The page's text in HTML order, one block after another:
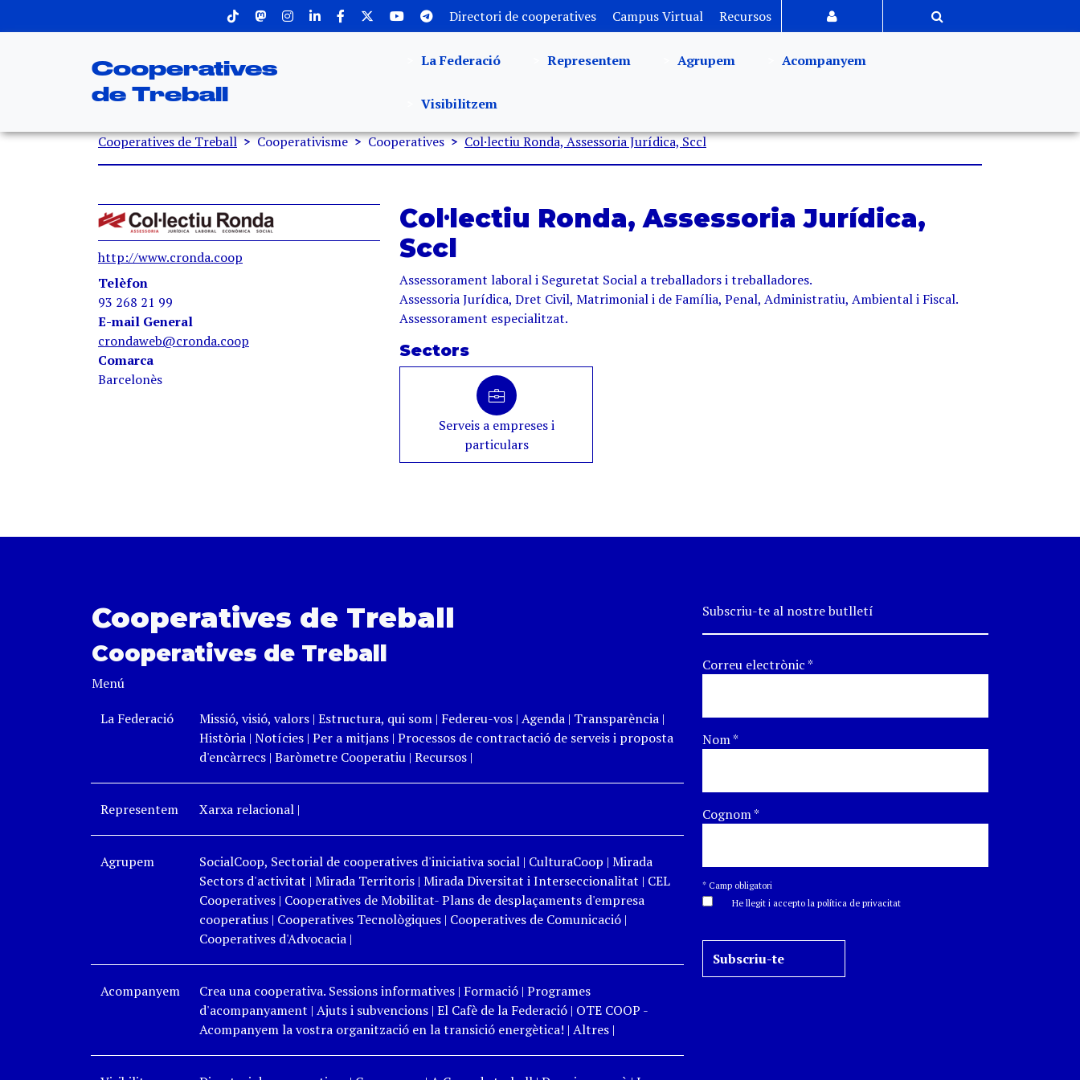
Menu superior Directori de cooperatives Campus Virtual Recursos
Cooperatives
de Treball
La Federació Representem Agrupem Acompanyem
Visibilitzem
Fil d'ariadna
Cooperatives de Treball Cooperativisme Cooperatives Col·lectiu Ronda, Assessoria Jurídica, Sccl
http://www.cronda.coop
Telèfon
93 268 21 99
E-mail General
crondaweb@cronda.coop
Comarca
Barcelonès
Col·lectiu Ronda, Assessoria Jurídica,
Sccl
Assessorament laboral i Seguretat Social a treballadors i treballadores.
Assessoria Jurídica, Dret Civil, Matrimonial i de Família, Penal, Administratiu, Ambiental i Fiscal.
Assessorament especialitzat.
Sectors
Serveis a empreses i
particulars
Cooperatives de Treball
Cooperatives de Treball
Menú
La Federació
Missió, visió, valors| Estructura, qui som| Federeu-vos| Agenda | Transparència|
Història| Notícies | Per a mitjans| Processos de contractació de serveis i proposta
d'encàrrecs| Baròmetre Cooperatiu| Recursos|
Representem Xarxa relacional|
Agrupem SocialCoop, Sectorial de cooperatives d'iniciativa social| CulturaCoop | Mirada
Sectors d'activitat | Mirada Territoris| Mirada Diversitat i Interseccionalitat | CEL
Cooperatives| Cooperatives de Mobilitat- Plans de desplaçaments d'empresa
cooperatius| Cooperatives Tecnològiques| Cooperatives de Comunicació|
Cooperatives d'Advocacia|
Acompanyem Crea una cooperativa. Sessions informatives| Formació| Programes
d'acompanyament | Ajuts i subvencions| El Cafè de la Federació| OTE COOP -
Acompanyem la vostra organització en la transició energètica! | Altres|
Subscriu-te al nostre butlletí
Correu electrònic*
Nom*
Cognom*
* Camp obligatori
He llegit i accepto la política de privacitat